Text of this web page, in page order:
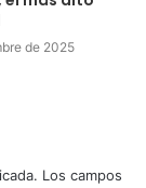
de 2025
Los campos